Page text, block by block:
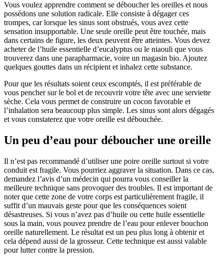
Vous voulez apprendre comment se déboucher les oreilles et nous
possédons une solution radicale. Elle consiste à dégager ces
trompes, car lorsque les sinus sont obstrués, vous avez cette
sensation insupportable. Une seule oreille peut être touchée, mais
dans certains de figure, les deux peuvent être atteintes. Vous devez
acheter de l’huile essentielle d’eucalyptus ou le niaouli que vous
trouverez dans une parapharmacie, voire un magasin bio. Ajoutez
quelques gouttes dans un récipient et inhalez cette substance.
Pour que les résultats soient ceux escomptés, il est préférable de
vous pencher sur le bol et de recouvrir votre tête avec une serviette
sèche. Cela vous permet de construire un cocon favorable et
l’inhalation sera beaucoup plus simple. Les sinus sont alors dégagés
et vous constaterez que votre oreille est débouchée.
Un peu d’eau pour déboucher une oreille
Il n’est pas recommandé d’utiliser une poire oreille surtout si votre
conduit est fragile. Vous pourriez aggraver la situation. Dans ce cas,
demandez l’avis d’un médecin qui pourra vous conseiller la
meilleure technique sans provoquer des troubles. Il est important de
noter que cette zone de votre corps est particulièrement fragile, il
suffit d’un mauvais geste pour que les conséquences soient
désastreuses. Si vous n’avez pas d’huile ou cette huile essentielle
sous la main, vous pouvez prendre de l’eau pour enlever bouchon
oreille naturellement. Le résultat est un peu plus long à obtenir et
cela dépend aussi de la grosseur. Cette technique est aussi valable
pour lutter contre la pression.